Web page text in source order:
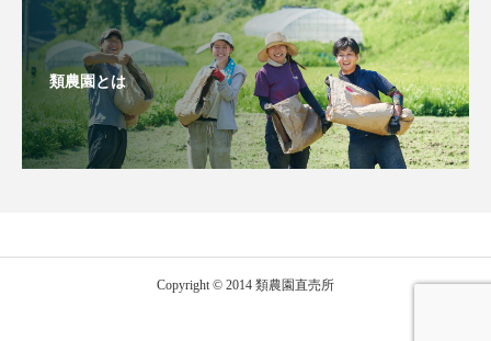
類農園とは
Copyright © 2014 類農園直売所